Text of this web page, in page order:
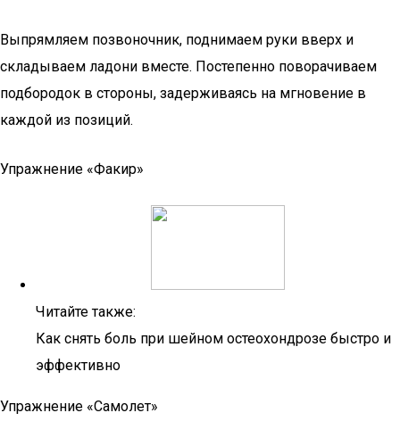
Выпрямляем позвоночник, поднимаем руки вверх и
складываем ладони вместе. Постепенно поворачиваем
подбородок в стороны, задерживаясь на мгновение в
каждой из позиций.
Упражнение «Факир»
Читайте также:
Как снять боль при шейном остеохондрозе быстро и
эффективно
Упражнение «Самолет»